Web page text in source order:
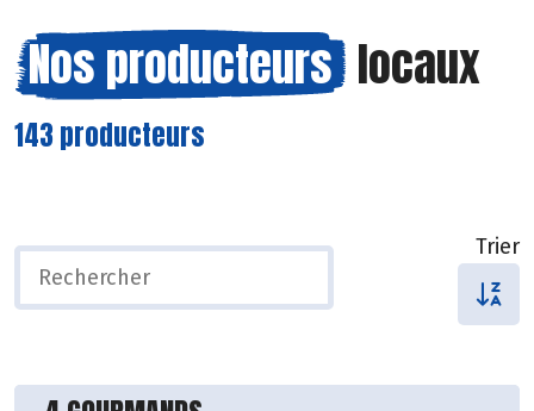
Nos producteurs locaux
143 producteurs
Trier